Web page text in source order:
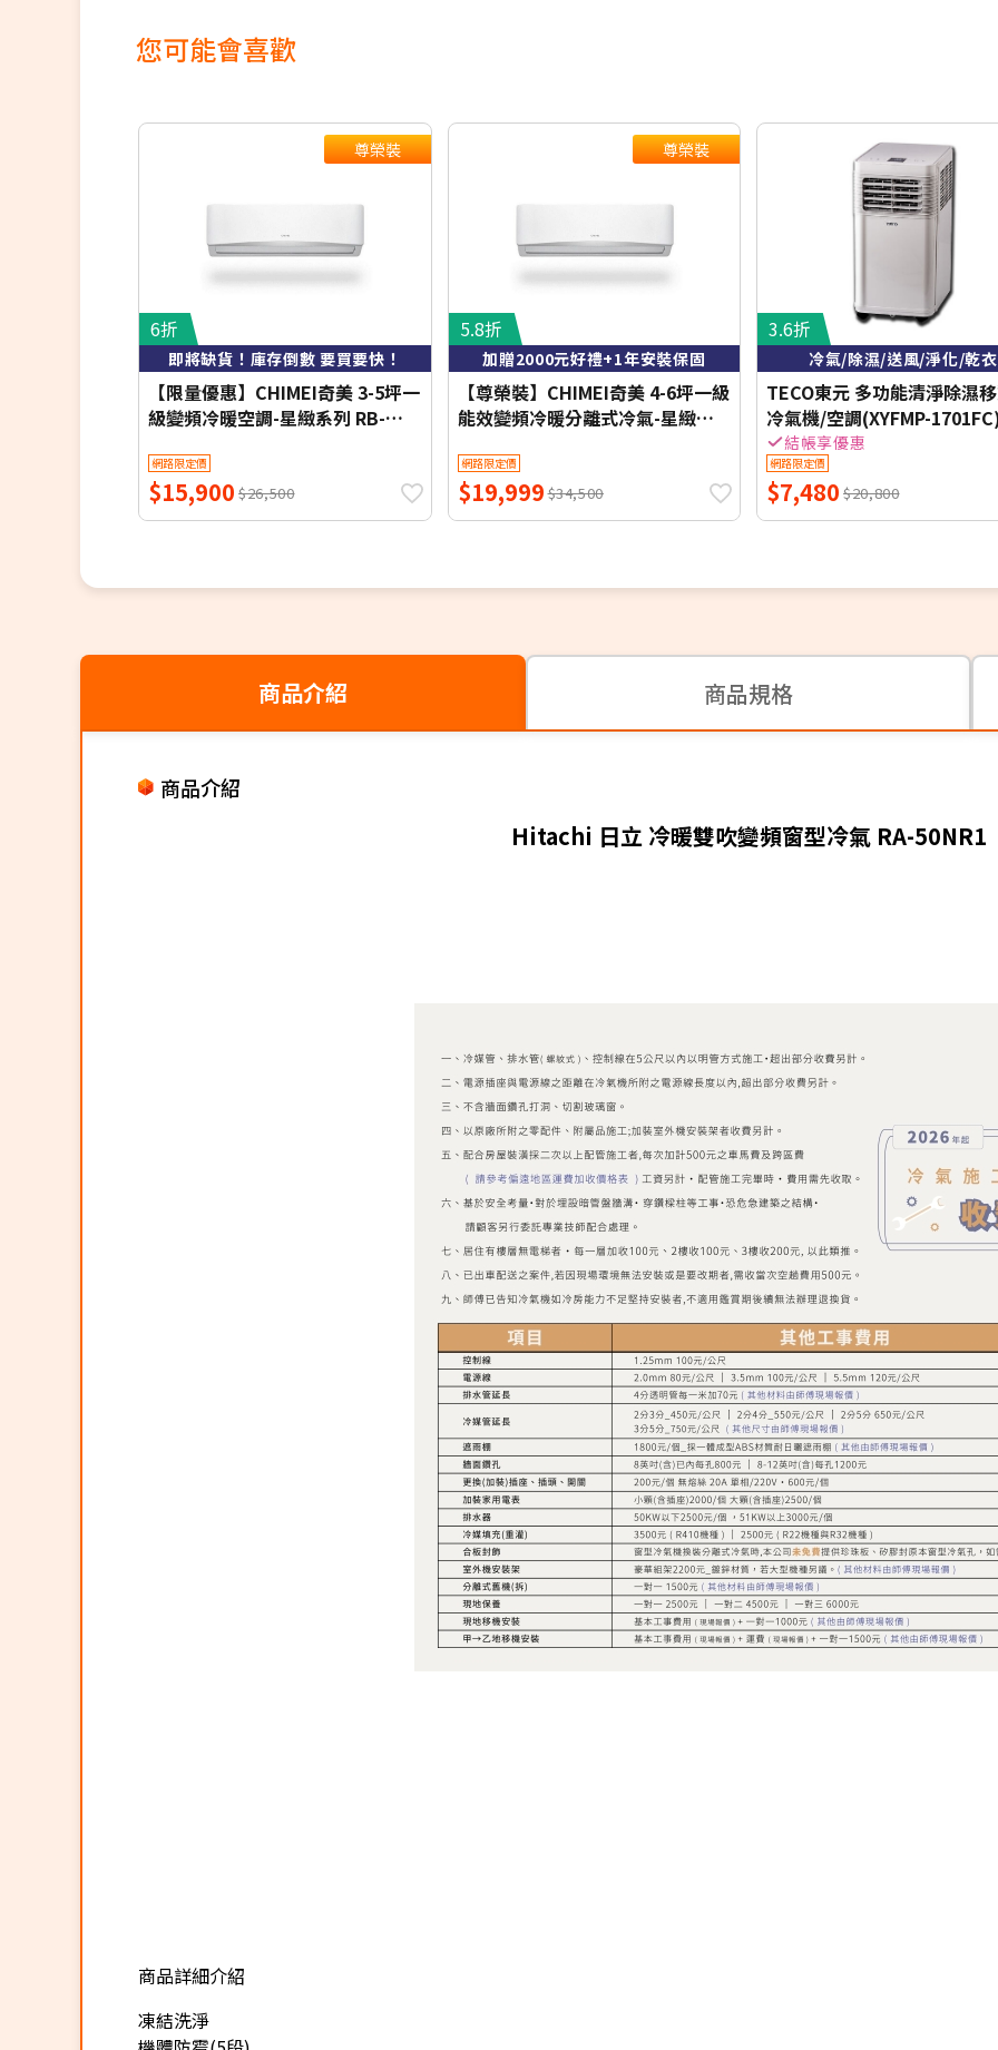
您可能會喜歡
尊榮裝
6折
即將缺貨！庫存倒數 要買要快！
【限量優惠】CHIMEI奇美 3-5坪一
級變頻冷暖空調-星緻系列 RB-
安裝+舊機回收】【加贈2000元好
禮+1年安裝保固】
網路限定價
$15,900 $26,500
尊榮裝
5.8折
加贈2000元好禮+1年安裝保固
【尊榮裝】CHIMEI奇美 4-6坪一級
能效變頻冷暖分離式冷氣-星緻系
S37HG1【含基本安裝+舊機回
收】【加贈2000元好禮+1年安裝
保固】
網路限定價
$19,999$34,500
3.6折
冷氣/除濕/送風/淨化/乾衣
TECO東元 多功能清淨除濕
冷氣機/空調(XYFMP-
結帳享優惠
網路限定價
$7,480 $20,800
商品介紹 商品規格
商品介紹
Hitachi 日立 冷暖雙吹變頻窗型冷氣 RA-50NR1
商品詳細介紹
凍結洗淨